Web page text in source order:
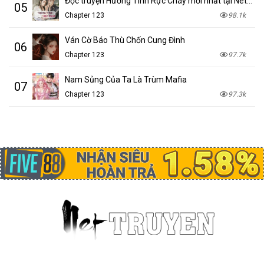
05
Chapter 123 98.1k
06 Ván Cờ Báo Thù Chốn Cung Đình
Chapter 123 97.7k
07 Nam Sủng Của Ta Là Trùm Mafia
Chapter 123 97.3k